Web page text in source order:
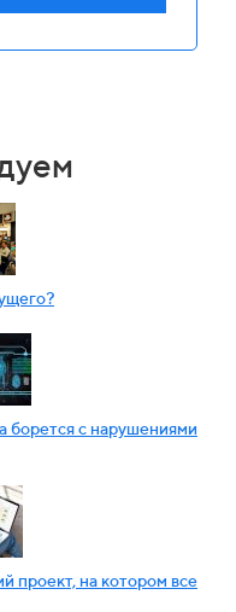
борется с нарушениями
проект, на котором все